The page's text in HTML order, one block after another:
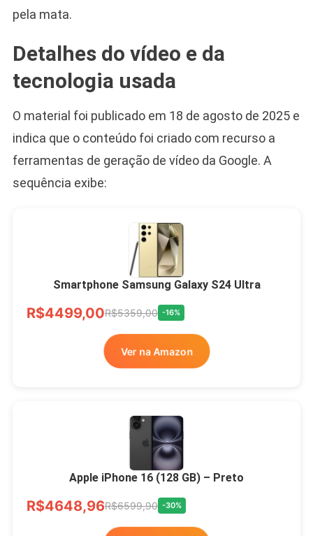
pela mata.
Detalhes do vídeo e da
tecnologia usada
O material foi publicado em 18 de agosto de 2025 e
indica que o conteúdo foi criado com recurso a
ferramentas de geração de vídeo da Google. A
sequência exibe:
Smartphone Samsung Galaxy S24 Ultra
R$4499,00R$5359,00 -16%
Ver na Amazon
Apple iPhone 16 (128 GB) – Preto
R$4648,96R$6599,90 -30%